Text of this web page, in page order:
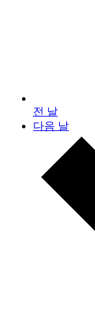
전 날
다음 날